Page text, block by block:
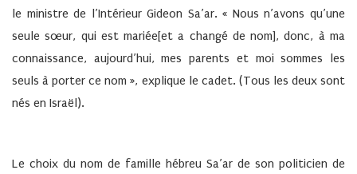
le ministre de l’Intérieur Gideon Sa’ar. « Nous n’avons qu’une
seule sœur, qui est mariée[et a changé de nom], donc, à ma
connaissance, aujourd’hui, mes parents et moi sommes les
seuls à porter ce nom », explique le cadet. (Tous les deux sont
nés en Israël).
Le choix du nom de famille hébreu Sa’ar de son politicien de